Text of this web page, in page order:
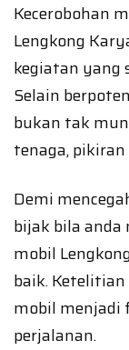
Kecerobohan
Lengkong
kegiatan yang
Selain
bukan tak
tenaga,
Demi
bijak bila
mobil
baik.
mobil menjadi
perjalanan.